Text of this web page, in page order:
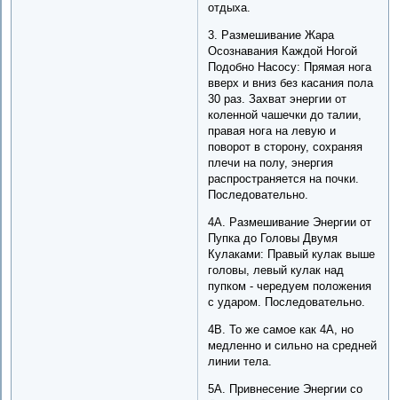
отдыха.
3. Размешивание Жара
Осознавания Каждой Ногой
Подобно Насосу: Прямая нога
вверх и вниз без касания пола
30 раз. Захват энергии от
коленной чашечки до талии,
правая нога на левую и
поворот в сторону, сохраняя
плечи на полу, энергия
распространяется на почки.
Последовательно.
4A. Размешивание Энергии от
Пупка до Головы Двумя
Кулаками: Правый кулак выше
головы, левый кулак над
пупком - чередуем положения
с ударом. Последовательно.
4B. То же самое как 4A, но
медленно и сильно на средней
линии тела.
5A. Привнесение Энергии со